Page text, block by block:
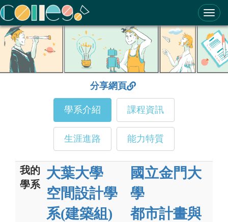
ColleGo! 大學選才與高中育才輔助系統
分享網頁
學系介紹 課程資訊
生涯進路 能力特質
我的
學系
大葉大學
空間設計學
系(建築組)
國立金門大
學
都市計畫與